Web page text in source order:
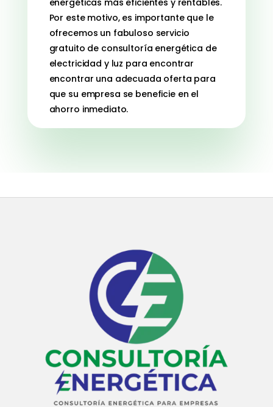
Por este motivo, es importante que le
ofrecemos un fabuloso servicio
gratuito de consultoría energética de
electricidad y luz para encontrar
encontrar una adecuada oferta para
que su empresa se beneficie en el
ahorro inmediato.